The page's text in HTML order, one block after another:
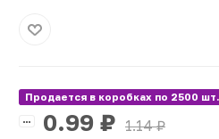
Продается в коробках по 2500 шт.
0.99 ₽ 1.14₽